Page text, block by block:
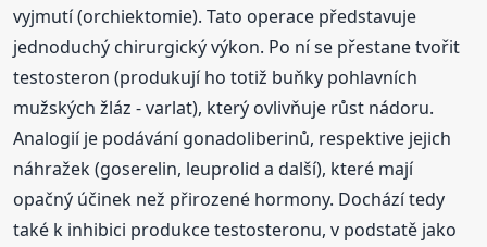
vyjmutí (orchiektomie). Tato operace představuje
jednoduchý chirurgický výkon. Po ní se přestane tvořit
testosteron (produkují ho totiž buňky pohlavních
mužských žláz - varlat), který ovlivňuje růst nádoru.
Analogií je podávání gonadoliberinů, respektive jejich
náhražek (goserelin, leuprolid a další), které mají
opačný účinek než přirozené hormony. Dochází tedy
také k inhibici produkce testosteronu, v podstatě jako